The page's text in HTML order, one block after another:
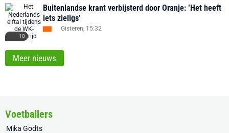
10
Buitenlandse krant verbijsterd door Oranje: ‘Het heeft
iets zieligs’
Gisteren, 15:32
Meer nieuws
Voetballers
Mika Godts